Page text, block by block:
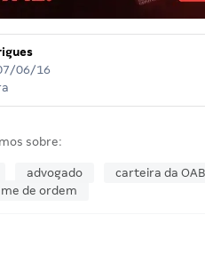
06/16
sobre:
advogado carteira da OAB
de ordem